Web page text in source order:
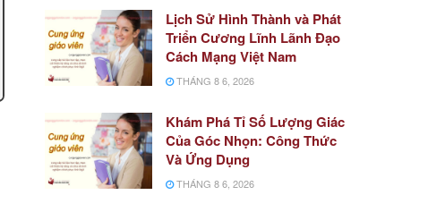
Lịch Sử Hình Thành và Phát
Triển Cương Lĩnh Lãnh Đạo
Cách Mạng Việt Nam
THÁNG 8 6, 2026
Khám Phá Tỉ Số Lượng Giác
Của Góc Nhọn: Công Thức
Và Ứng Dụng
THÁNG 8 6, 2026